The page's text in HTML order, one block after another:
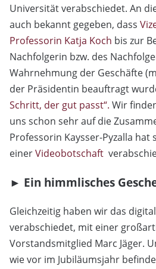
Universität verabschiedet. An
auch bekannt gegeben, dass
Professorin Katja Koch bis zur
Nachfolgerin bzw. des
Wahrnehmung der Geschäfte
der Präsidentin beauftragt
Schritt, der gut passt“. Wir
uns schon sehr auf die
Professorin Kaysser-Pyzalla
einerVideobotschaft
► Ein himmlisches
Gleichzeitig haben wir das
verabschiedet, mit einer
Vorstandsmitglied Marc Jäger.
wie vor im Jubiläumsjahr